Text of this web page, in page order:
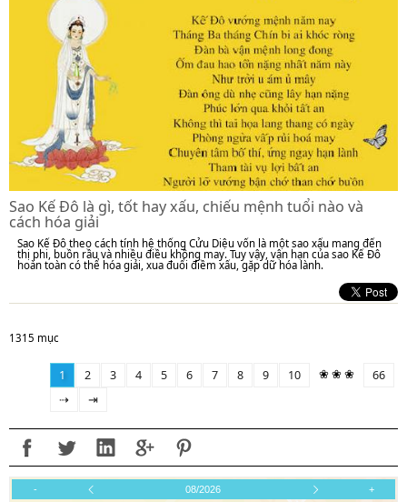
Sao Kế Đô là gì, tốt hay xấu, chiếu mệnh tuổi nào và
cách hóa giải
Sao Kế Đô theo cách tính hệ thống Cửu Diệu vốn là một sao xấu mang đến
thị phi, buồn rầu và nhiều điều không may. Tuy vậy, vận hạn của sao Kế Đô
hoàn toàn có thể hóa giải, xua đuổi điềm xấu, gặp dữ hóa lành.
1315 mục
1 2 3 4 5 6 7 8 9 10 ❀ ❀ ❀
66
⇢
⇥
- 08/2026 +